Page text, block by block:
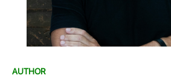
AUTHOR